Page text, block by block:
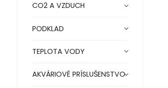
CO2 A VZDUCH
PODKLAD
TEPLOTA VODY
AKVÁRIOVÉ PRÍSLUŠENSTVO